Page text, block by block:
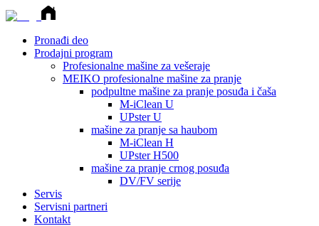
Pronađi deo
Prodajni program
Profesionalne mašine za vešeraje
MEIKO profesionalne mašine za pranje
podpultne mašine za pranje posuđa i čaša
M-iClean U
UPster U
mašine za pranje sa haubom
M-iClean H
UPster H500
mašine za pranje crnog posuđa
DV/FV serije
Servis
Servisni partneri
Kontakt